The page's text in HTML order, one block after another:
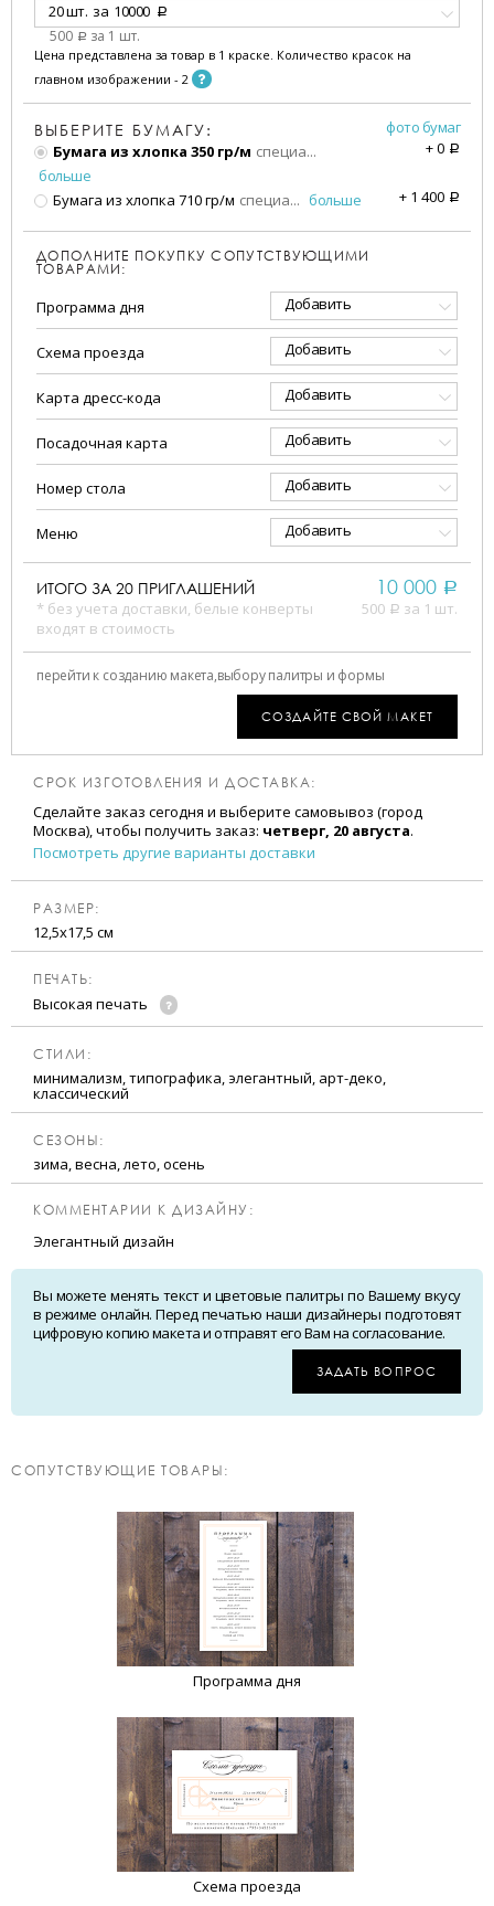
20 шт. за 10000 a
500 a за 1 шт.
Цена представлена за товар в 1 краске. Количество красок на
главном изображении - 2
ВЫБЕРИТЕ БУМАГУ:
фото бумаг
Бумага из хлопка 350 гр/м специа...
больше
+0 a
Бумага из хлопка 710 гр/м специа... больше + 1 400 a
ДОПОЛНИТЕ ПОКУПКУ СОПУТСТВУЮЩИМИ
ТОВАРАМИ:
Программа дня Добавить
Схема проезда Добавить
Карта дресс-кода Добавить
Посадочная карта Добавить
Номер стола Добавить
Меню Добавить
ИТОГО ЗА 20 ПРИГЛАШЕНИЙ
* без учета доставки, белые конверты
входят в стоимость
10 000 a
500 a за 1 шт.
перейти к созданию макета,выбору палитры и формы
СОЗДАЙТЕ СВОЙ МАКЕТ
СРОК ИЗГОТОВЛЕНИЯ И ДОСТАВКА:
Сделайте заказ сегодня и выберите самовывоз (город
Москва), чтобы получить заказ: четверг, 20 августа.
Посмотреть другие варианты доставки
РАЗМЕР:
12,5х17,5 см
ПЕЧАТЬ:
Высокая печать
CТИЛИ:
минимализм, типографика, элегантный, арт-деко,
классический
CЕЗОНЫ:
зима, весна, лето, осень
КОММЕНТАРИИ К ДИЗАЙНУ:
Элегантный дизайн
Вы можете менять текст и цветовые палитры по Вашему вкусу
в режиме онлайн. Перед печатью наши дизайнеры подготовят
цифровую копию макета и отправят его Вам на согласование.
ЗАДАТЬ ВОПРОС
CОПУТСТВУЮЩИЕ ТОВАРЫ:
Программа дня
Схема проезда